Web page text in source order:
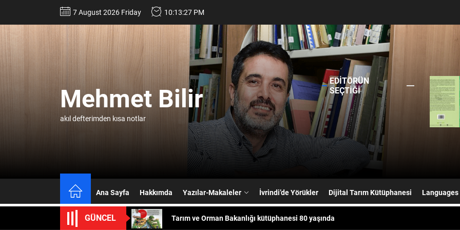
7 August 2026 Friday 10:13:28 PM
Mehmet Bilir
akıl defterimden kısa notlar
EDITÖRÜN
SEÇTIĞI
Ana Sayfa Hakkımda Yazılar-Makaleler İvrindi’de Yörükler Dijital Tarım Kütüphanesi Languages
GÜNCEL
Datawrapper’ın harita oluşturma özelliği olduğunu biliyor muydunuz?
Yapay zeka kütüphanelerin neresinde?